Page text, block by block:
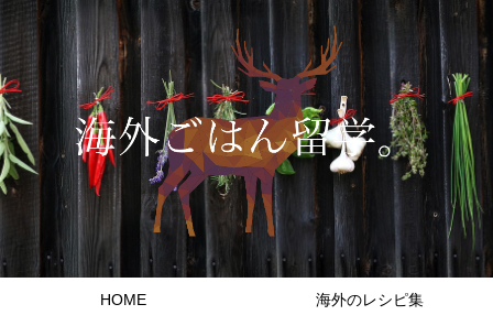
HOME 海外のレシピ集